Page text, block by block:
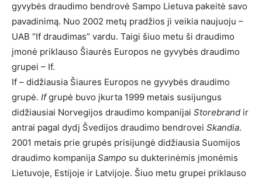
gyvybės draudimo bendrovė Sampo Lietuva pakeitė savo
pavadinimą. Nuo 2002 metų pradžios ji veikia naujuoju –
UAB “If draudimas” vardu. Taigi šiuo metu ši draudimo
įmonė priklauso Šiaurės Europos ne gyvybės draudimo
grupei – If.
If – didžiausia Šiaures Europos ne gyvybės draudimo
grupė. Ifgrupė buvo įkurta 1999 metais susijungus
didžiausiai Norvegijos draudimo kompanijai Storebrand ir
antrai pagal dydį Švedijos draudimo bendrovei Skandia.
2001 metais prie grupės prisijungė didžiausia Suomijos
draudimo kompanija Sampo su dukterinėmis įmonėmis
Lietuvoje, Estijoje ir Latvijoje. Šiuo metu grupei priklauso